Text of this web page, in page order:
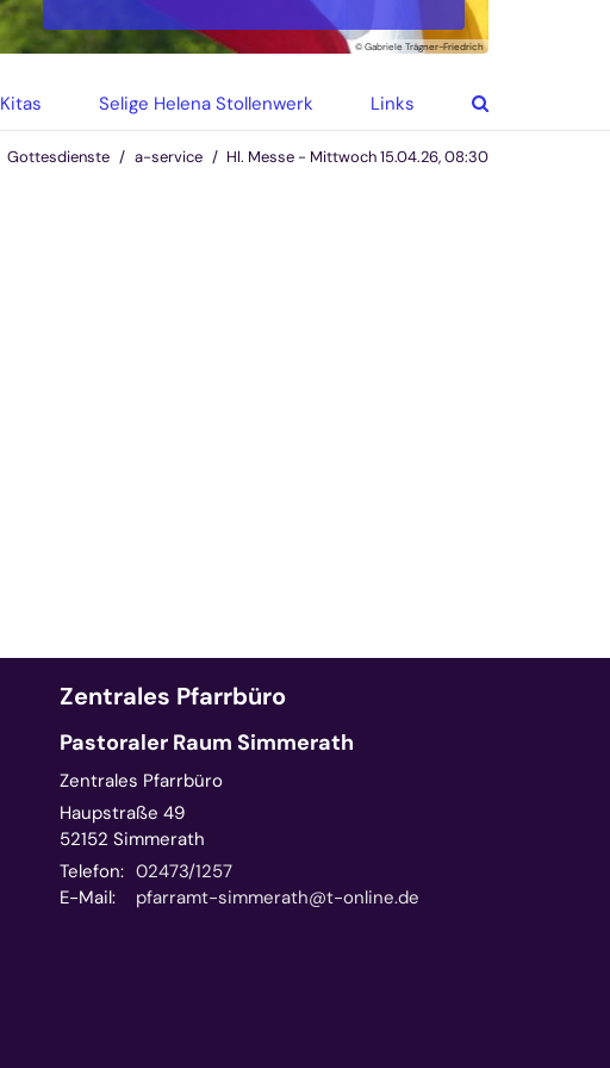
Kitas Selige Helena Stollenwerk Links
© Gabriele Trägner-Friedrich
Gottesdienste a-service Hl. Messe - Mittwoch 15.04.26, 08:30
Zentrales Pfarrbüro
Pastoraler Raum Simmerath
Zentrales Pfarrbüro
Haupstraße 49
52152 Simmerath
Telefon: 02473/1257
E-Mail:
pfarramt-simmerath@t-online.de